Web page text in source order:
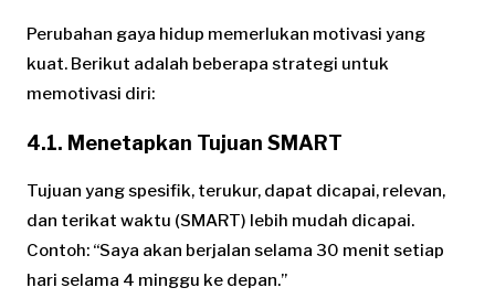
Perubahan gaya hidup memerlukan motivasi yang
kuat. Berikut adalah beberapa strategi untuk
memotivasi diri:
4.1. Menetapkan Tujuan SMART
Tujuan yang spesifik, terukur, dapat dicapai, relevan,
dan terikat waktu (SMART) lebih mudah dicapai.
Contoh: “Saya akan berjalan selama 30 menit setiap
hari selama 4 minggu ke depan.”